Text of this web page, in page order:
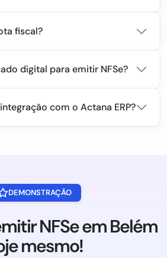
fiscal?
digital para emitir NFSe?
com o Actana ERP?
DEMONSTRAÇÃO
NFSe em Belém
mesmo!